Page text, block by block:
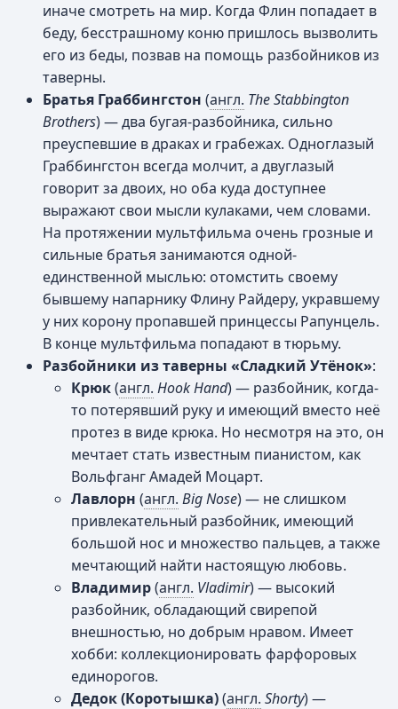
иначе смотреть на мир. Когда Флин попадает в
беду, бесстрашному коню пришлось вызволить
его из беды, позвав на помощь разбойников из
таверны.
Братья Граббингстон (англ. The Stabbington
Brothers) — два бугая-разбойника, сильно
преуспевшие в драках и грабежах. Одноглазый
Граббингстон всегда молчит, а двуглазый
говорит за двоих, но оба куда доступнее
выражают свои мысли кулаками, чем словами.
На протяжении мультфильма очень грозные и
сильные братья занимаются одной-
единственной мыслью: отомстить своему
бывшему напарнику Флину Райдеру, укравшему
у них корону пропавшей принцессы Рапунцель.
В конце мультфильма попадают в тюрьму.
Разбойники из таверны «Сладкий Утёнок»:
Крюк(англ. Hook Hand) — разбойник, когда-
то потерявший руку и имеющий вместо неё
протез в виде крюка. Но несмотря на это, он
мечтает стать известным пианистом, как
Вольфганг Амадей Моцарт.
Лавлорн (англ. Big Nose) — не слишком
привлекательный разбойник, имеющий
большой нос и множество пальцев, а также
мечтающий найти настоящую любовь.
Владимир(англ. Vladimir) — высокий
разбойник, обладающий свирепой
внешностью, но добрым нравом. Имеет
хобби: коллекционировать фарфоровых
единорогов.
Дедок (Коротышка)(англ. Shorty) —